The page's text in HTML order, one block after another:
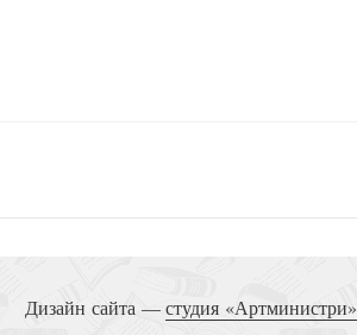
Дизайн сайта —студия «Артминистри»